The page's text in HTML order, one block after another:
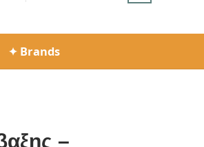
✦ Brands
–